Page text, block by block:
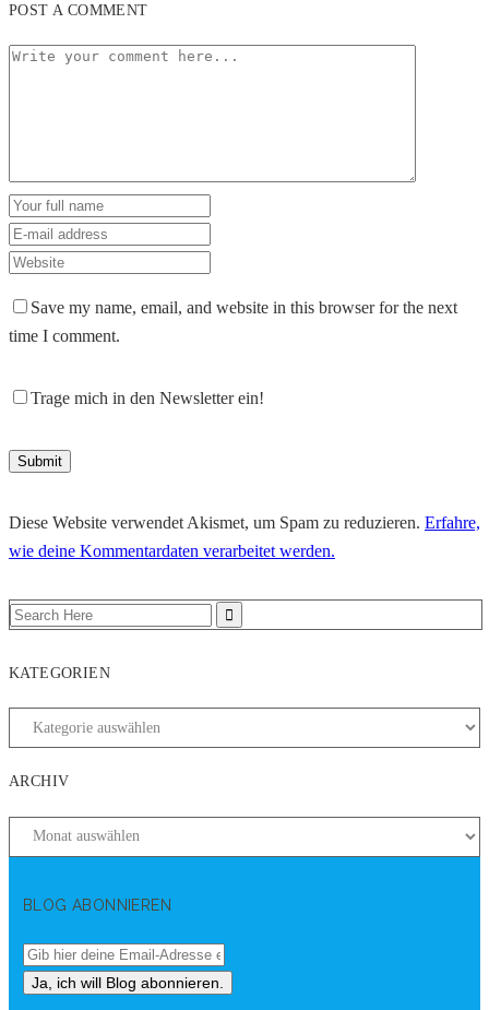
POST A COMMENT
Save my name, email, and website in this browser for the next
time I comment.
Trage mich in den Newsletter ein!
Diese Website verwendet Akismet, um Spam zu reduzieren. Erfahre,
wie deine Kommentardaten verarbeitet werden.
KATEGORIEN
ARCHIV
BLOG ABONNIEREN